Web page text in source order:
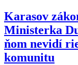
Karasov
Ministerka
ňom nevidí
komunitu